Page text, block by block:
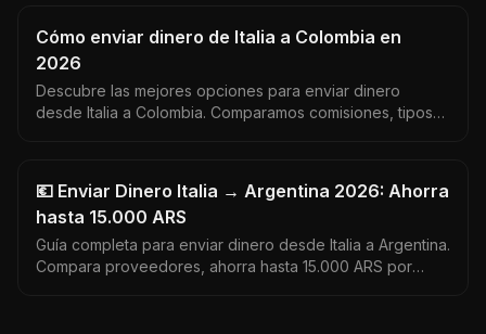
Cómo enviar dinero de Italia a Colombia en
2026
Descubre las mejores opciones para enviar dinero
desde Italia a Colombia. Comparamos comisiones, tipos
💶 Enviar Dinero Italia → Argentina 2026: Ahorra
hasta 15.000 ARS
Guía completa para enviar dinero desde Italia a Argentina.
Compara proveedores, ahorra hasta 15.000 ARS por